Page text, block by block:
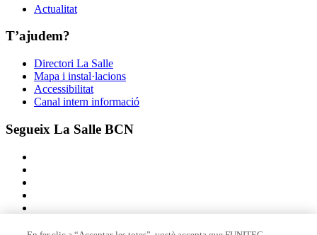
Actualitat
T’ajudem?
Directori La Salle
Mapa i instal·lacions
Accessibilitat
Canal intern informació
Segueix La Salle BCN